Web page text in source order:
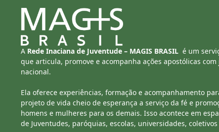
A Rede Inaciana de Juventude – MAGIS BRASIL é um
que articula, promove e acompanha ações apostólicas
nacional.
Ela oferece experiências, formação e acompanhamento
projeto de vida cheio de esperança a serviço da fé e
homens e mulheres para os demais. Isso acontece em
de Juventudes, paróquias, escolas, universidades, coletivos